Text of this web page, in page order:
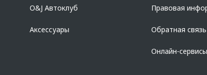
O&J Автоклуб
Аксессуары
Правовая
Обратная связь
Онлайн-сервисы